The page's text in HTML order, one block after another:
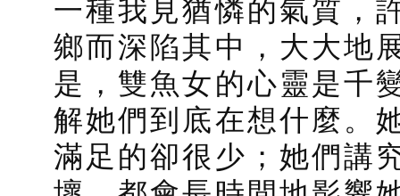
一種我見猶憐的氣質，
鄉而深陷其中，大大地
是，雙魚女的心靈是千
解她們到底在想什麼。
滿足的卻很少；她們講